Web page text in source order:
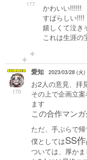
177
かわいい!!!!!!
すばらしい!!!!
嬉しくて泣き
これは生涯の
170
愛知 2023/03/28 (火
お2人の意見、拝
その上で企画立
ます
この合作マン
ただ、手ぶらで帰
僕としてはSS
ついては、厚かま